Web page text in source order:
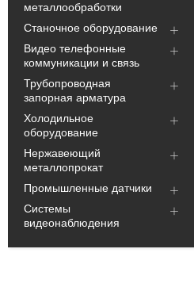
металлообработки
Станочное оборудование
Видео телефонные
коммуникации и связь
Трубопроводная
запорная арматура
Холодильное
оборудование
Нержавеющий
металлопрокат
Промышленные датчики
Системы
видеонаблюдения